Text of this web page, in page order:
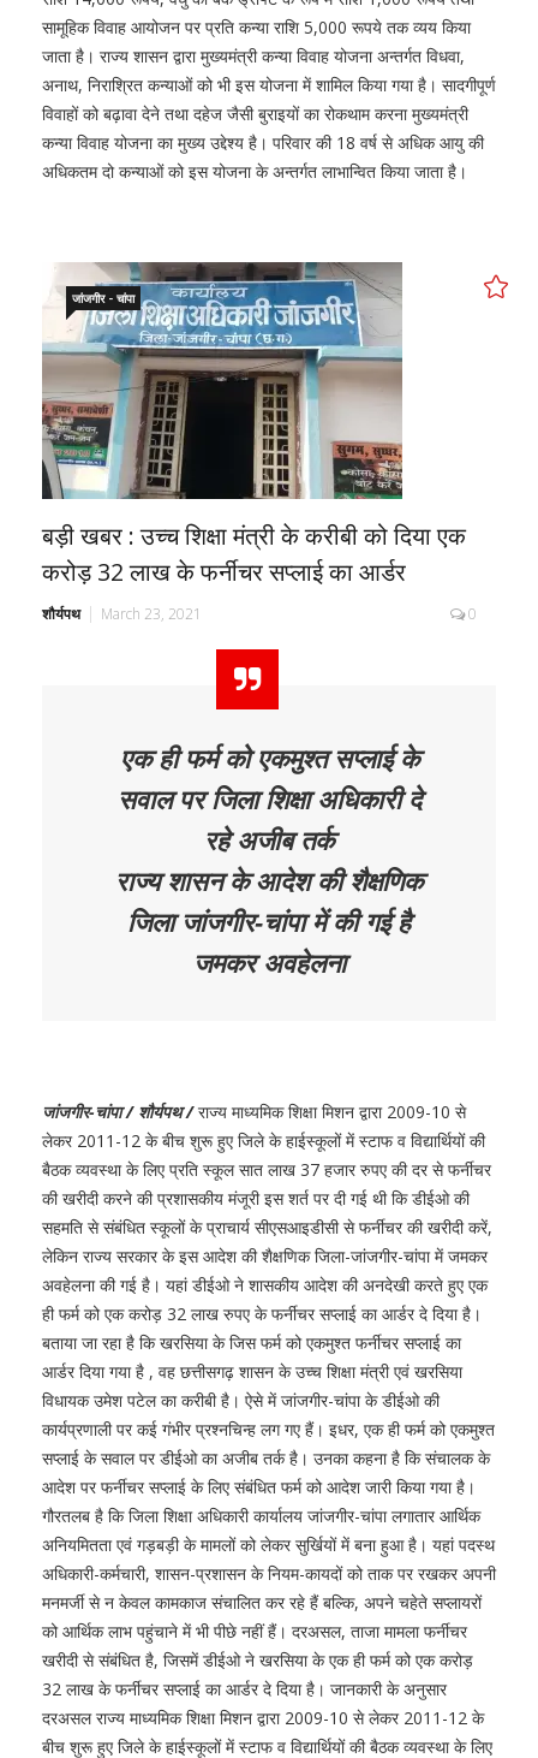
सामूहिक विवाह आयोजन पर प्रति कन्या राशि 5,000 रूपये तक व्यय किया
जाता है। राज्य शासन द्वारा मुख्यमंत्री कन्या विवाह योजना अन्तर्गत विधवा,
अनाथ, निराश्रित कन्याओं को भी इस योजना में शामिल किया गया है। सादगीपूर्ण
विवाहों को बढ़ावा देने तथा दहेज जैसी बुराइयों का रोकथाम करना मुख्यमंत्री
कन्या विवाह योजना का मुख्य उद्देश्य है। परिवार की 18 वर्ष से अधिक आयु की
अधिकतम दो कन्याओं को इस योजना के अन्तर्गत लाभान्वित किया जाता है।
जांजगीर - चांपा
बड़ी खबर : उच्च शिक्षा मंत्री के करीबी को दिया एक
करोड़ 32 लाख के फर्नीचर सप्लाई का आर्डर
शौर्यपथ March 23, 2021 0
एक ही फर्म को एकमुश्त सप्लाई के
सवाल पर जिला शिक्षा अधिकारी दे
रहे अजीब तर्क
राज्य शासन के आदेश की शैक्षणिक
जिला जांजगीर-चांपा में की गई है
जमकर अवहेलना
जांजगीर-चांपा / शौर्यपथ /राज्य माध्यमिक शिक्षा मिशन द्वारा 2009-10 से
लेकर 2011-12 के बीच शुरू हुए जिले के हाईस्कूलों में स्टाफ व विद्यार्थियों की
बैठक व्यवस्था के लिए प्रति स्कूल सात लाख 37 हजार रुपए की दर से फर्नीचर
की खरीदी करने की प्रशासकीय मंजूरी इस शर्त पर दी गई थी कि डीईओ की
सहमति से संबंधित स्कूलों के प्राचार्य सीएसआइडीसी से फर्नीचर की खरीदी करें,
लेकिन राज्य सरकार के इस आदेश की शैक्षणिक जिला-जांजगीर-चांपा में जमकर
अवहेलना की गई है। यहां डीईओ ने शासकीय आदेश की अनदेखी करते हुए एक
ही फर्म को एक करोड़ 32 लाख रुपए के फर्नीचर सप्लाई का आर्डर दे दिया है।
बताया जा रहा है कि खरसिया के जिस फर्म को एकमुश्त फर्नीचर सप्लाई का
आर्डर दिया गया है , वह छत्तीसगढ़ शासन के उच्च शिक्षा मंत्री एवं खरसिया
विधायक उमेश पटेल का करीबी है। ऐसे में जांजगीर-चांपा के डीईओ की
कार्यप्रणाली पर कई गंभीर प्रश्नचिन्ह लग गए हैं। इधर, एक ही फर्म को एकमुश्त
सप्लाई के सवाल पर डीईओ का अजीब तर्क है। उनका कहना है कि संचालक के
आदेश पर फर्नीचर सप्लाई के लिए संबंधित फर्म को आदेश जारी किया गया है।
गौरतलब है कि जिला शिक्षा अधिकारी कार्यालय जांजगीर-चांपा लगातार आर्थिक
अनियमितता एवं गड़बड़ी के मामलों को लेकर सुर्खियों में बना हुआ है। यहां पदस्थ
अधिकारी-कर्मचारी, शासन-प्रशासन के नियम-कायदों को ताक पर रखकर अपनी
मनमर्जी से न केवल कामकाज संचालित कर रहे हैं बल्कि, अपने चहेते सप्लायरों
को आर्थिक लाभ पहुंचाने में भी पीछे नहीं हैं। दरअसल, ताजा मामला फर्नीचर
खरीदी से संबंधित है, जिसमें डीईओ ने खरसिया के एक ही फर्म को एक करोड़
32 लाख के फर्नीचर सप्लाई का आर्डर दे दिया है। जानकारी के अनुसार
दरअसल राज्य माध्यमिक शिक्षा मिशन द्वारा 2009-10 से लेकर 2011-12 के
बीच शुरू हुए जिले के हाईस्कूलों में स्टाफ व विद्यार्थियों की बैठक व्यवस्था के लिए